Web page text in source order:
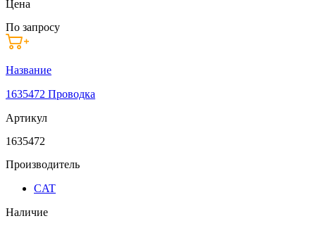
Цена
По запросу
Название
1635472 Проводка
Артикул
1635472
Производитель
CAT
Наличие